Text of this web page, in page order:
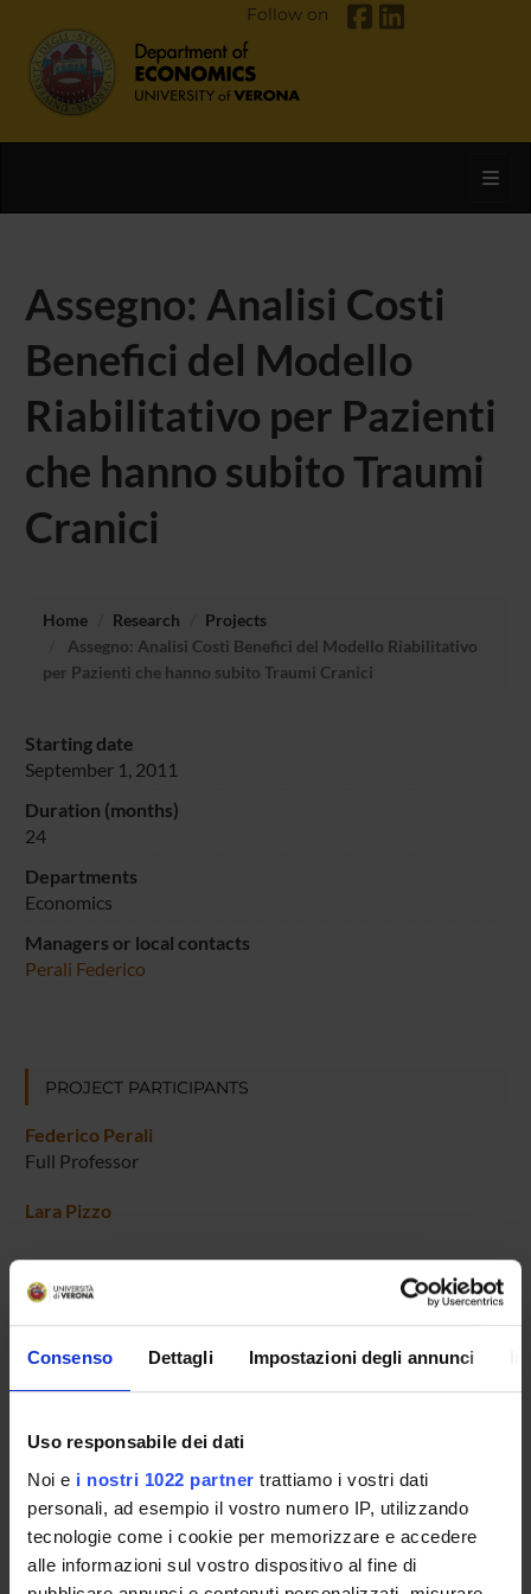
Consenso Dettagli Impostazioni degli annunci
Uso responsabile dei dati
Noi e i nostri 1022 partner trattiamo i vostri dati
personali, ad esempio il vostro numero IP, utilizzando
tecnologie come i cookie per memorizzare e accedere
alle informazioni sul vostro dispositivo al fine di
Follow on
Assegno: Analisi Costi
Benefici del Modello
Riabilitativo per Pazienti
che hanno subito Traumi
Cranici
Home Research
Projects
Assegno: Analisi Costi Benefici del Modello Riabilitativo
per Pazienti che hanno subito Traumi Cranici
Starting date
September 1, 2011
Duration (months)
24
Departments
Economics
Managers or local contacts
Perali Federico
PROJECT PARTICIPANTS
Federico Perali
Full Professor
Lara Pizzo
RESEARCH AREAS
PHD PROGRAMMES
RESEARCH FACILITIES
LIBRARIES